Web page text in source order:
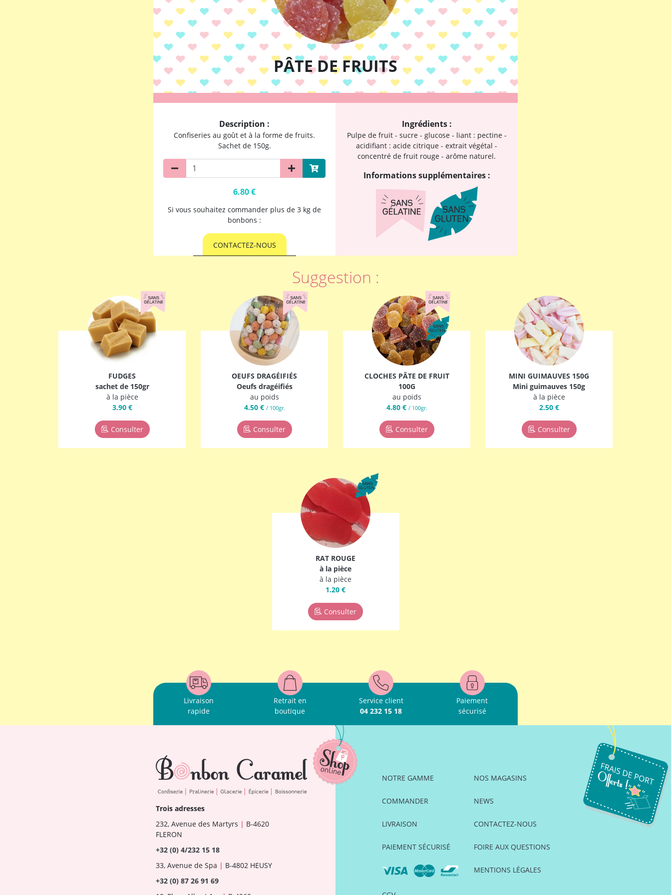
PÂTE DE FRUITS
Description :
Confiseries au goût et à la forme de fruits.
Sachet de 150g.
6.80 €
Si vous souhaitez commander plus de 3 kg de
bonbons :
CONTACTEZ-NOUS
Ingrédients :
Pulpe de fruit - sucre - glucose - liant : pectine -
acidifiant : acide citrique - extrait végétal -
concentré de fruit rouge - arôme naturel.
Informations supplémentaires :
Suggestion :
FUDGES
sachet de 150gr
à la pièce
3.90 €
Consulter
OEUFS DRAGÉIFIÉS
Oeufs dragéifiés
au poids
4.50 € / 100gr.
Consulter
CLOCHES PÂTE DE FRUIT
100G
au poids
4.80 € / 100gr.
Consulter
MINI GUIMAUVES 150G
Mini guimauves 150g
à la pièce
2.50 €
Consulter
RAT ROUGE
à la pièce
à la pièce
1.20 €
Consulter
Livraison
rapide
Retrait en
boutique
Service client
04 232 15 18
Paiement
sécurisé
Trois adresses
232, Avenue des Martyrs | B-4620
FLERON
+32 (0) 4/232 15 18
33, Avenue de Spa | B-4802 HEUSY
+32 (0) 87 26 91 69
NOTRE GAMME
COMMANDER
LIVRAISON
PAIEMENT SÉCURISÉ
NOS MAGASINS
NEWS
CONTACTEZ-NOUS
FOIRE AUX QUESTIONS
MENTIONS LÉGALES